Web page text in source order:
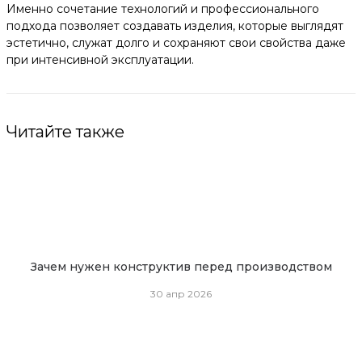
Именно сочетание технологий и профессионального
подхода позволяет создавать изделия, которые выглядят
эстетично, служат долго и сохраняют свои свойства даже
при интенсивной эксплуатации.
Читайте также
Зачем нужен конструктив перед производством
30 апр 2026